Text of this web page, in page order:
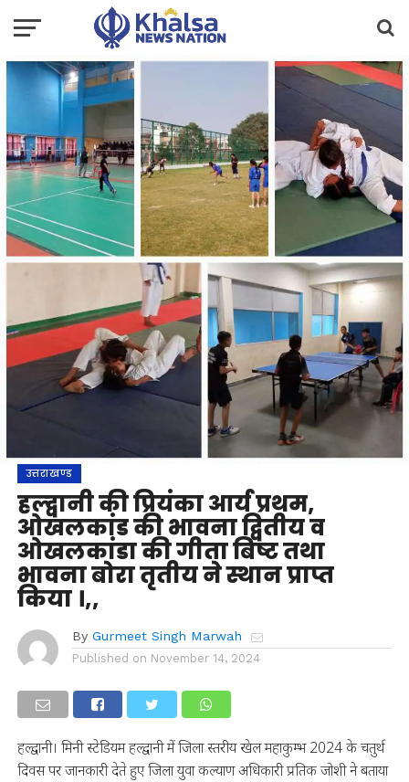
उत्तराखण्ड
हल्द्वानी की प्रियंका आर्य प्रथम,
ओखलकांड की भावना द्वितीय व
ओखलकांडा की गीता बिष्ट तथा
भावना बोरा तृतीय ने स्थान प्राप्त
किया ।,,
By Gurmeet Singh Marwah
Published on November 14, 2024
हल्द्वानी। मिनी स्टेडियम हल्द्वानी में जिला स्तरीय खेल महाकुम्भ 2024 के चतुर्थ
दिवस पर जानकारी देते हुए जिला युवा कल्याण अधिकारी प्रतिक जोशी ने बताया